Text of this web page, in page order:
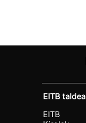
EITB taldea
EITB